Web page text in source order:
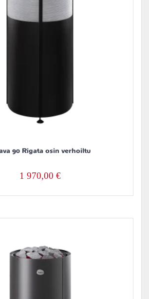
90 Rigata osin verhoiltu
1 970,00 €